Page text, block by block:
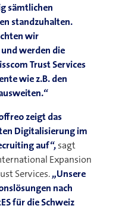
sämtlichen
standzuhalten.
wir
werden die
Trust Services
wie z.B. den
zeigt das
Digitalisierung im
auf“,sagt
Expansion
Services.„Unsere
nach
für die Schweiz